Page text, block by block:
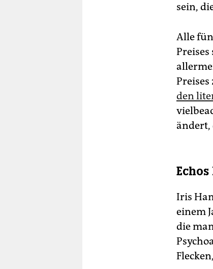
sein,
Alle
den
ändert,
Iris
einem
die